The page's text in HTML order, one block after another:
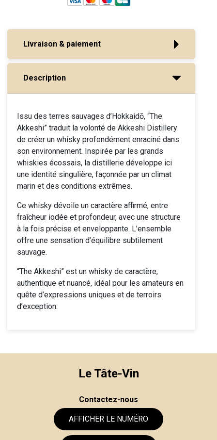
Livraison & paiement
Description
Issu des terres sauvages d’Hokkaidō, “The
Akkeshi” traduit la volonté de Akkeshi Distillery
de créer un whisky profondément enraciné dans
son environnement. Inspirée par les grands
whiskies écossais, la distillerie développe ici
une identité singulière, façonnée par un climat
marin et des conditions extrêmes.
Ce whisky dévoile un caractère affirmé, entre
fraîcheur iodée et profondeur, avec une structure
à la fois précise et enveloppante. L’ensemble
offre une sensation d’équilibre subtilement
sauvage.
“The Akkeshi” est un whisky de caractère,
authentique et nuancé, idéal pour les amateurs en
quête d’expressions uniques et de terroirs
d’exception.
Le Tâte-Vin
Contactez-nous
AFFICHER LE NUMÉRO